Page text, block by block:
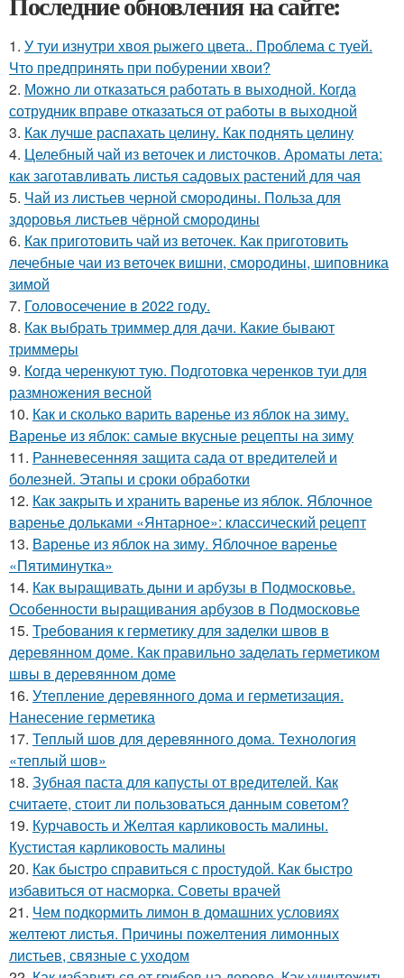
1. У туи изнутри хвоя рыжего цвета.. Проблема с туей.
Что предпринять при побурении хвои?
2. Можно ли отказаться работать в выходной. Когда
сотрудник вправе отказаться от работы в выходной
3. Как лучше распахать целину. Как поднять целину
4. Целебный чай из веточек и листочков. Ароматы лета:
как заготавливать листья садовых растений для чая
5. Чай из листьев черной смородины. Польза для
здоровья листьев чёрной смородины
6. Как приготовить чай из веточек. Как приготовить
лечебные чаи из веточек вишни, смородины, шиповника
зимой
7. Головосечение в 2022 году.
8. Как выбрать триммер для дачи. Какие бывают
триммеры
9. Когда черенкуют тую. Подготовка черенков туи для
размножения весной
10. Как и сколько варить варенье из яблок на зиму.
Варенье из яблок: самые вкусные рецепты на зиму
11. Ранневесенняя защита сада от вредителей и
болезней. Этапы и сроки обработки
12. Как закрыть и хранить варенье из яблок. Яблочное
варенье дольками «Янтарное»: классический рецепт
13. Варенье из яблок на зиму. Яблочное варенье
«Пятиминутка»
14. Как выращивать дыни и арбузы в Подмосковье.
Особенности выращивания арбузов в Подмосковье
15. Требования к герметику для заделки швов в
деревянном доме. Как правильно заделать герметиком
швы в деревянном доме
16. Утепление деревянного дома и герметизация.
Нанесение герметика
17. Теплый шов для деревянного дома. Технология
«теплый шов»
18. Зубная паста для капусты от вредителей. Как
считаете, стоит ли пользоваться данным советом?
19. Курчавость и Желтая карликовость малины.
Кустистая карликовость малины
20. Как быстро справиться с простудой. Как быстро
избавиться от насморка. Советы врачей
21. Чем подкормить лимон в домашних условиях
желтеют листья. Причины пожелтения лимонных
листьев, связные с уходом